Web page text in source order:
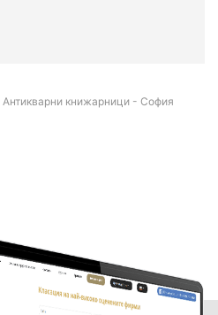
книжарници - София